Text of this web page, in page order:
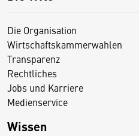
Die Organisation
Wirtschaftskammerwahlen
Transparenz
Rechtliches
Jobs und Karriere
Medienservice
Wissen